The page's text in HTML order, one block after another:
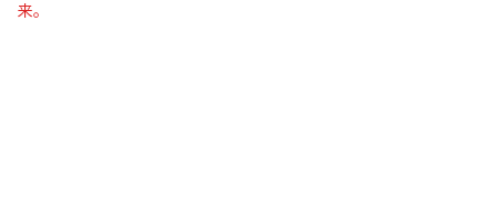
来。